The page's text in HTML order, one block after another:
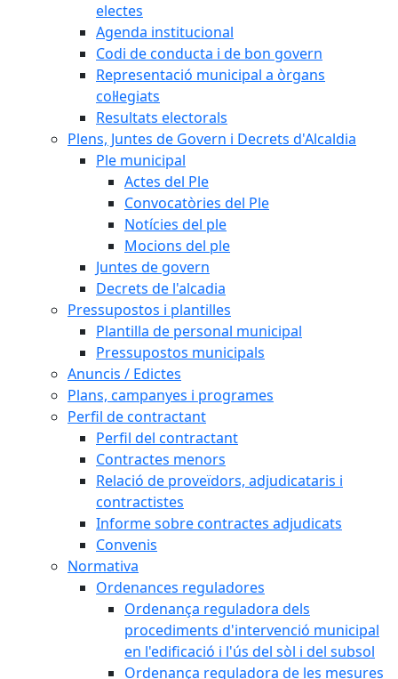
electes
Agenda institucional
Codi de conducta i de bon govern
Representació municipal a òrgans
col·legiats
Resultats electorals
Plens, Juntes de Govern i Decrets d'Alcaldia
Ple municipal
Actes del Ple
Convocatòries del Ple
Notícies del ple
Mocions del ple
Juntes de govern
Decrets de l'alcadia
Pressupostos i plantilles
Plantilla de personal municipal
Pressupostos municipals
Anuncis / Edictes
Plans, campanyes i programes
Perfil de contractant
Perfil del contractant
Contractes menors
Relació de proveïdors, adjudicataris i
contractistes
Informe sobre contractes adjudicats
Convenis
Normativa
Ordenances reguladores
Ordenança reguladora dels
procediments d'intervenció municipal
en l'edificació i l'ús del sòl i del subsol
Ordenança reguladora de les mesures